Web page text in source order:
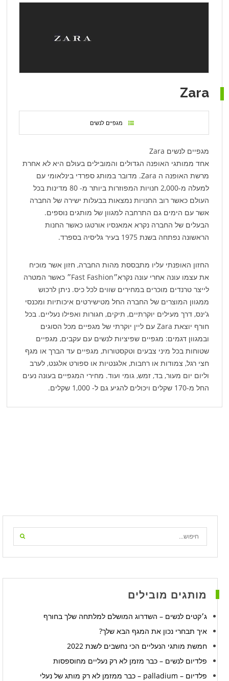
Zara
מגפיים לנשים
מגפיים לנשים Zara
אחד ממותגי האופנה הגדולים והמובילים בעולם היא לא אחרת
מרשת האופנה ה Zara. מדובר במותג ספרדי בינלאומי עם
למעלה מ-2,000 חנויות המפוזרות ביותר מ- 80 מדינות בכל
העולם כאשר רוב החנויות נמצאות בבעלות ישירה של החברה
אשר עם הימים גם התרחבה למגוון של מותגים נוספים.
הבעלים של החברה נקרא אמאנסיו אורטגו כאשר החנות
הראשונה נפתחה בשנת 1975 בעיר גליסיה בספרד.
החזון האופנתי עליו מתבססת מהות החברה, חזון אשר מוכיח
את עצמו עונה אחרי עונה נקרא״Fast Fashion״ כאשר המטרה
לייצר טרנדים מוכרים במחירים שווים לכל כיס. ניתן לרכוש
ממגוון המוצרים של החברה החל מטישירטים איכותיות ומכנסי
ג’ינס, דרך מעילים יוקרתיים, תיקים, חגורות ואפילו נעליים. בכל
חורף יוצאת Zara עם ליין יוקרתי של מגפיים מכל הסוגים
ובמגוון דגמים: מגפיים שפיציות לנשים עם עקבים, מגפיים
שטוחות בכל מיני צבעים וטקסטורות, מגפיים עד הברך או מגף
חצי רגל, צמודות או רחבות, אלגנטיות או ספורט אלגנט, לערב
וליום יום מעור, בד, זמש, גומי ועוד. מחירי המגפיים בעונה נעים
החל מ-170 שקלים ויכולים להגיע גם ל- 1,000 שקלים.
מותגים מובילים
ג׳קטים לנשים – השדרוג המושלם למלתחה שלך בחורף
איך תבחרי נכון את המגף הבא שלך?
חמשת מותגי הנעליים הכי נחשבים לשנת 2022
פלדיום לנשים – כבר מזמן לא רק נעליים מחוספסות
פלדיום – palladium – כבר ממזמן לא רק מותג של נעלי